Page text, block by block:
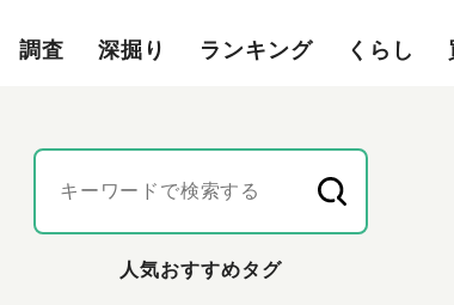
調査 深掘り ランキング くらし
人気おすすめタグ